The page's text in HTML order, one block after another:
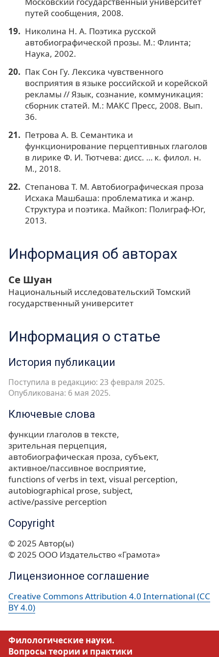
путей сообщения, 2008.
Николина Н. А. Поэтика русской
автобиографической прозы. М.: Флинта;
Наука, 2002.
Пак Сон Гу. Лексика чувственного
восприятия в языке российской и корейской
рекламы // Язык, сознание, коммуникация:
сборник статей. М.: МАКС Пресс, 2008. Вып.
36.
Петрова А. В. Семантика и
функционирование перцептивных глаголов
в лирике Ф. И. Тютчева: дисс. … к. филол. н.
М., 2018.
Степанова Т. М. Автобиографическая проза
Исхака Машбаша: проблематика и жанр.
Структура и поэтика. Майкоп: Полиграф-Юг,
2013.
Информация об авторах
Се Шуан
Национальный исследовательский Томский
государственный университет
Информация о статье
История публикации
Поступила в редакцию: 23 февраля 2025.
Опубликована: 6 мая 2025.
Ключевые слова
функции глаголов в тексте
зрительная перцепция
автобиографическая проза субъект
активное/пассивное восприятие
functions of verbs in text visual perception
autobiographical prose subject
active/passive perception
Copyright
© 2025 Автор(ы)
© 2025 ООО Издательство «Грамота»
Лицензионное соглашение
Creative Commons Attribution 4.0 International (CC
BY 4.0)
Филологические науки.
Вопросы теории и практики